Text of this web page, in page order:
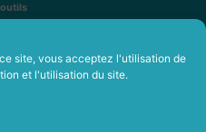
site, vous acceptez l'utilisation de
et l'utilisation du site.
durable